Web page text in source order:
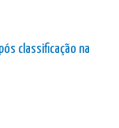
classificação na